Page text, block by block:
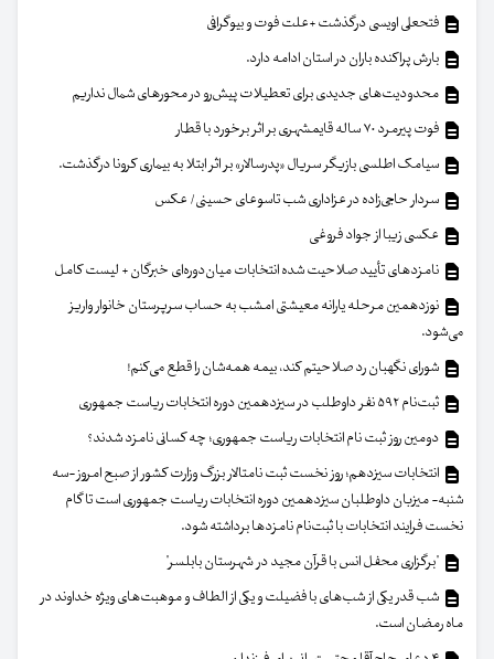
فتحعلی اویسی درگذشت +علت فوت و بیوگرافی
بارش پراکنده باران در استان ادامه دارد.
محدودیت‌های جدیدی برای تعطیلات پیش‌رو در محورهای شمال نداریم
فوت پیرمرد ۷۰ ساله قایمشهری بر اثر برخورد با قطار
سیامک اطلسی بازیگر سریال «پدرسالار» بر اثر ابتلا به بیماری کرونا درگذشت.
سردار حاجی‌زاده در عزاداری شب تاسوعای حسینی/ عکس
عکسی زیبا از جواد فروغی
نامزدهای تأیید صلاحیت شده انتخابات میان‌دوره‌ای خبرگان + لیست کامل
نوزدهمین مرحله یارانه معیشتی امشب به حساب سرپرستان خانوار واریز
می‌شود.
شورای نگهبان رد صلاحیتم کند، بیمه همه‌شان را قطع می‌کنم!
ثبت‌نام ۵۹۲ نفر داوطلب در سیزدهمین دوره انتخابات ریاست جمهوری
دومین روز ثبت نام انتخابات ریاست جمهوری؛ چه کسانی نامزد شدند؟
انتخابات سیزدهم؛ روز نخست ثبت نامتالار بزرگ وزارت کشور از صبح امروز -سه
شنبه- میزبان داوطلبان سیزدهمین دوره انتخابات ریاست جمهوری است تا گام
نخست فرایند انتخابات با ثبت‌نام نامزدها برداشته شود.
"برگزاری محفل انس با قرآن مجید در شهرستان بابلسر"
شب قدر یکی از شب‌های با فضیلت و یکی از الطاف و موهبت‌های ویژه خداوند در
ماه رمضان است.